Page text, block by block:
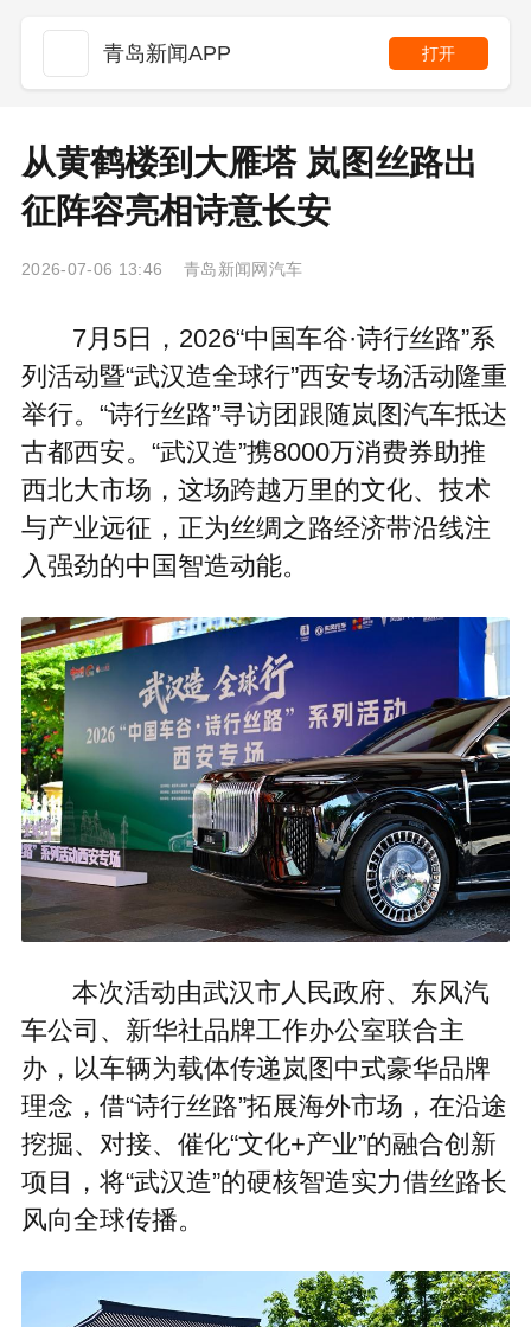
青岛新闻APP 打开
从黄鹤楼到大雁塔 岚图丝路出
征阵容亮相诗意长安
2026-07-06 13:46 青岛新闻网汽车
7月5日，2026“中国车谷·诗行丝路”系
列活动暨“武汉造全球行”西安专场活动隆重
举行。“诗行丝路”寻访团跟随岚图汽车抵达
古都西安。“武汉造”携8000万消费券助推
西北大市场，这场跨越万里的文化、技术
与产业远征，正为丝绸之路经济带沿线注
入强劲的中国智造动能。
本次活动由武汉市人民政府、东风汽
车公司、新华社品牌工作办公室联合主
办，以车辆为载体传递岚图中式豪华品牌
理念，借“诗行丝路”拓展海外市场，在沿途
挖掘、对接、催化“文化+产业”的融合创新
项目，将“武汉造”的硬核智造实力借丝路长
风向全球传播。